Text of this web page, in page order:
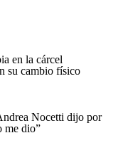
en la cárcel
su cambio físico
Nocetti dijo por
me dio”